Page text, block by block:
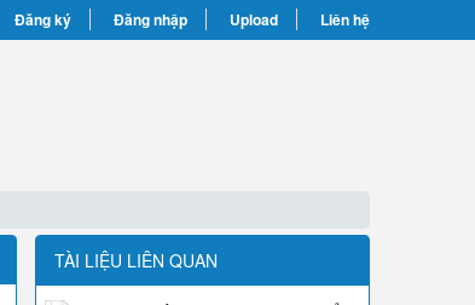
Đăng ký Đăng nhập Upload Liên hệ
TÀI LIỆU LIÊN QUAN